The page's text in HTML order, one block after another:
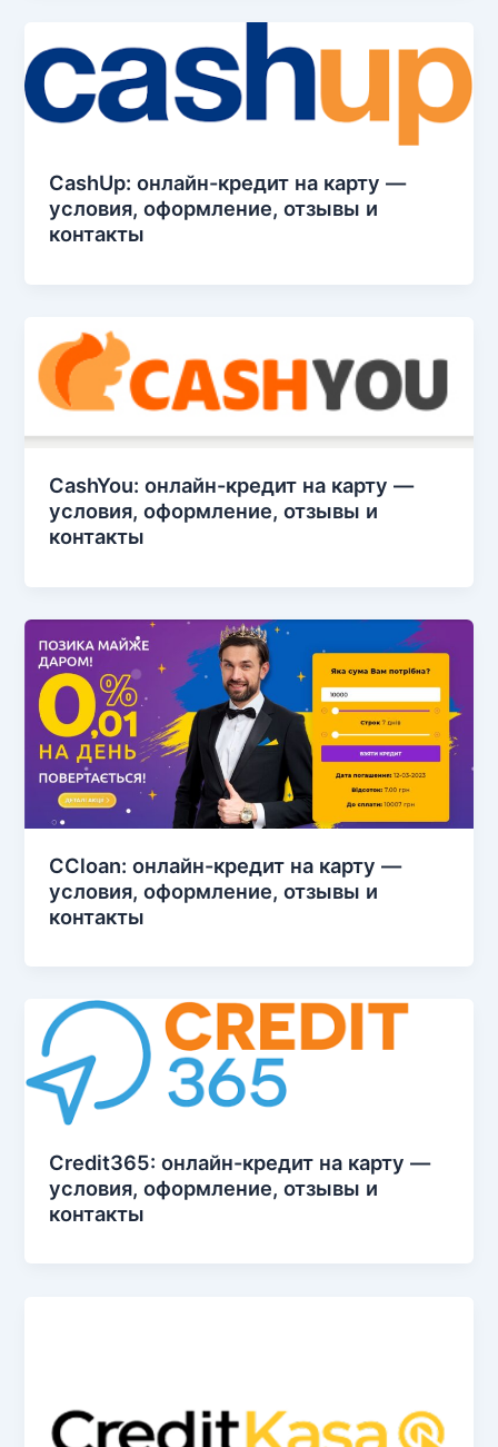
CashUp: онлайн-кредит на карту —
условия, оформление, отзывы и
контакты
CashYou: онлайн-кредит на карту —
условия, оформление, отзывы и
контакты
CCloan: онлайн-кредит на карту —
условия, оформление, отзывы и
контакты
Credit365: онлайн-кредит на карту —
условия, оформление, отзывы и
контакты